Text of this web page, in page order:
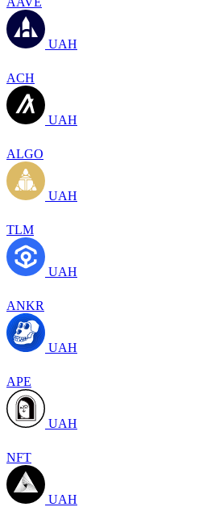
UAH
ACH
UAH
ALGO
UAH
TLM
UAH
ANKR
UAH
APE
UAH
NFT
UAH